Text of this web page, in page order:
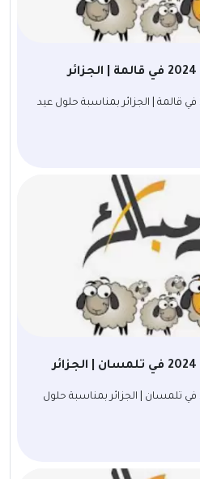
موعد صلاة عيد الأضحى 2024 في قالمة | الجزائر بمناسبة حلول عيد
موعد صلاة عيد الأضحى 2024 في تلمسان | الجزائر بمناسبة حلول